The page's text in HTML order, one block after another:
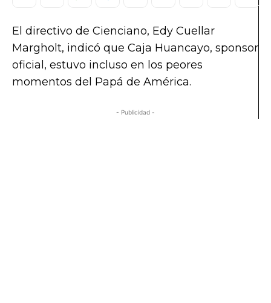
El directivo de Cienciano, Edy Cuellar
Margholt, indicó que Caja Huancayo, sponsor
oficial, estuvo incluso en los peores
momentos del Papá de América.
- Publicidad -